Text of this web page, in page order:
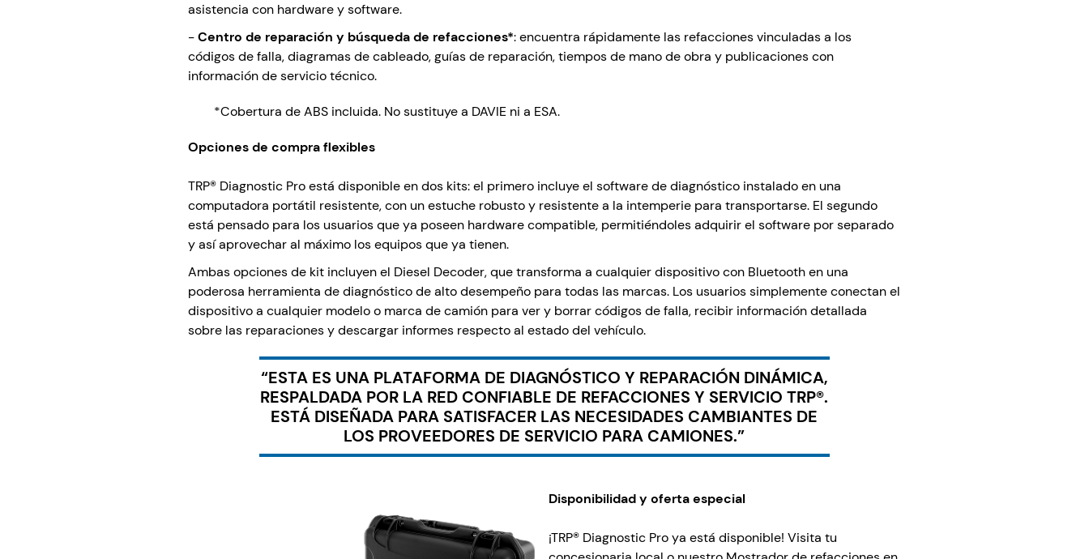
asistencia con hardware y software.
-Centro de reparación y búsqueda de refacciones*: encuentra rápidamente las refacciones vinculadas a los
códigos de falla, diagramas de cableado, guías de reparación, tiempos de mano de obra y publicaciones con
información de servicio técnico.
*Cobertura de ABS incluida. No sustituye a DAVIE ni a ESA.
Opciones de compra flexibles
TRP® Diagnostic Pro está disponible en dos kits: el primero incluye el software de diagnóstico instalado en una
computadora portátil resistente, con un estuche robusto y resistente a la intemperie para transportarse. El segundo
está pensado para los usuarios que ya poseen hardware compatible, permitiéndoles adquirir el software por separado
y así aprovechar al máximo los equipos que ya tienen.
Ambas opciones de kit incluyen el Diesel Decoder, que transforma a cualquier dispositivo con Bluetooth en una
poderosa herramienta de diagnóstico de alto desempeño para todas las marcas. Los usuarios simplemente conectan el
dispositivo a cualquier modelo o marca de camión para ver y borrar códigos de falla, recibir información detallada
sobre las reparaciones y descargar informes respecto al estado del vehículo.
“ESTA ES UNA PLATAFORMA DE DIAGNÓSTICO Y REPARACIÓN DINÁMICA,
RESPALDADA POR LA RED CONFIABLE DE REFACCIONES Y SERVICIO TRP®.
ESTÁ DISEÑADA PARA SATISFACER LAS NECESIDADES CAMBIANTES DE
LOS PROVEEDORES DE SERVICIO PARA CAMIONES.”
Disponibilidad y oferta especial
¡TRP® Diagnostic Pro ya está disponible! Visita tu